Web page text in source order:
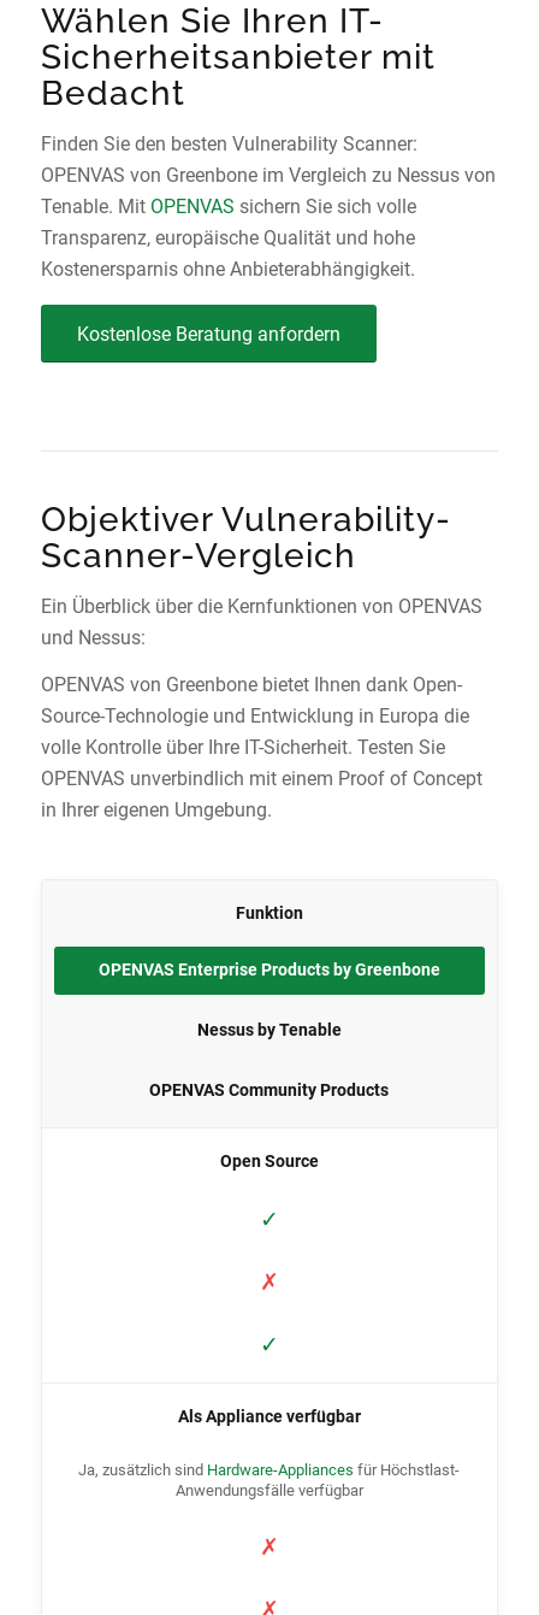
Wählen Sie Ihren IT-
Sicherheitsanbieter mit
Bedacht
Finden Sie den besten Vulnerability Scanner:
OPENVAS von Greenbone im Vergleich zu Nessus von
Tenable. Mit OPENVAS sichern Sie sich volle
Transparenz, europäische Qualität und hohe
Kostenersparnis ohne Anbieterabhängigkeit.
Kostenlose Beratung anfordern
Objektiver Vulnerability-
Scanner-Vergleich
Ein Überblick über die Kernfunktionen von OPENVAS
und Nessus:
OPENVAS von Greenbone bietet Ihnen dank Open-
Source-Technologie und Entwicklung in Europa die
volle Kontrolle über Ihre IT-Sicherheit. Testen Sie
OPENVAS unverbindlich mit einem Proof of Concept
in Ihrer eigenen Umgebung.
Funktion
OPENVAS Enterprise Products by Greenbone
Nessus by Tenable
OPENVAS Community Products
Open Source
✓
✗
✓
Als Appliance verfügbar
Ja, zusätzlich sind Hardware-Appliances für Höchstlast-
Anwendungsfälle verfügbar
✗